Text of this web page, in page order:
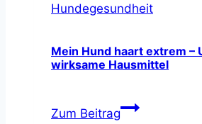
Hundegesundheit
Mein Hund haart extrem –
wirksame Hausmittel
Zum BeitragMein